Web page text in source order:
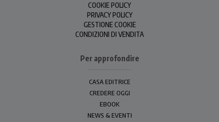
COOKIE POLICY
PRIVACY POLICY
GESTIONE COOKIE
CONDIZIONI DI VENDITA
Per approfondire
CASA EDITRICE
CREDERE OGGI
EBOOK
NEWS & EVENTI